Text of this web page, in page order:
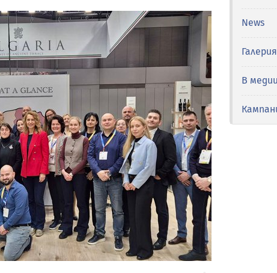
News
Галерия
В